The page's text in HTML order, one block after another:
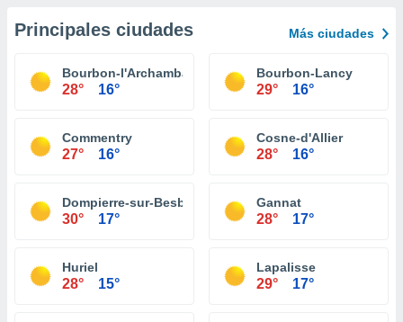
Principales ciudades Más ciudades
Bourbon-l'Archambault
28° 16°
Bourbon-Lancy
29° 16°
Commentry
27° 16°
Cosne-d'Allier
28° 16°
Dompierre-sur-Besbre
30° 17°
Gannat
28° 17°
Huriel
28° 15°
Lapalisse
29° 17°